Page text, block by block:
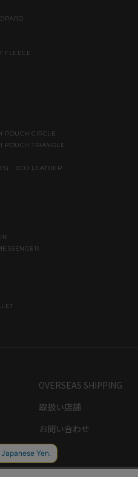
FLEECE
POUCH CIRCLE
POUCH TRIANGLE
ECO LEATHER
OVERSEAS SHIPPING
取扱い店舗
お問い合わせ